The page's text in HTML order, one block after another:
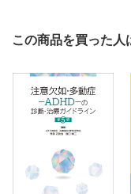
5章 社会経済的支
発達障害者支援セ
就学時健診と就学
成人への支援 （
就労支援 （佐藤
6章 DSM-5での発
DSM-5と発達障
付表
この商品を買った